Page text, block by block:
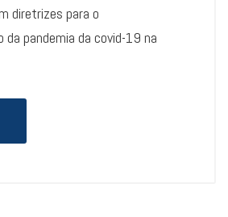
diretrizes para o
pandemia da covid-19 na